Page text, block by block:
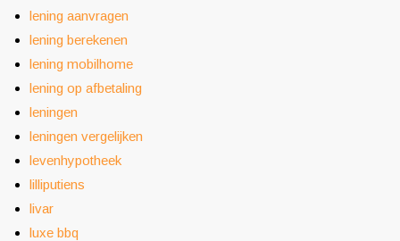
lening aanvragen
lening berekenen
lening mobilhome
lening op afbetaling
leningen
leningen vergelijken
levenhypotheek
lilliputiens
livar
luxe bbq